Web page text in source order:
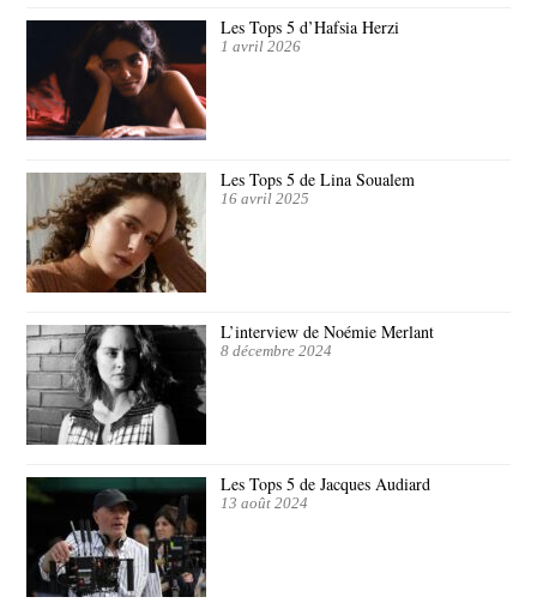
Les Tops 5 d’Hafsia Herzi
1 avril 2026
Les Tops 5 de Lina Soualem
16 avril 2025
L’interview de Noémie Merlant
8 décembre 2024
Les Tops 5 de Jacques Audiard
13 août 2024